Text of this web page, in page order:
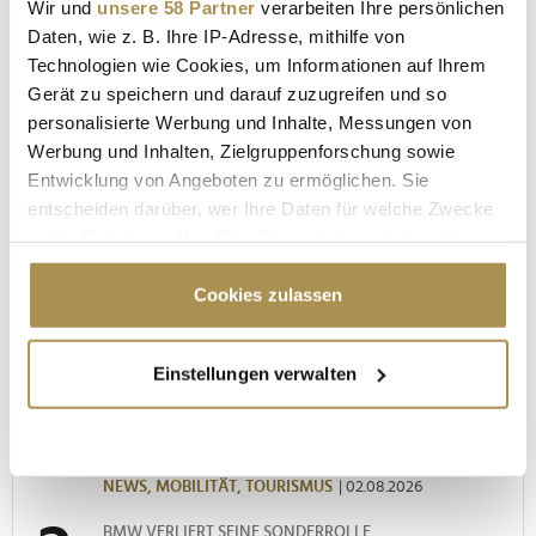
Wir und unsere 58 Partner verarbeiten Ihre persönlichen
Daten, wie z. B. Ihre IP-Adresse, mithilfe von
Technologien wie Cookies, um Informationen auf Ihrem
Gerät zu speichern und darauf zuzugreifen und so
personalisierte Werbung und Inhalte, Messungen von
Werbung und Inhalten, Zielgruppenforschung sowie
Entwicklung von Angeboten zu ermöglichen. Sie
entscheiden darüber, wer Ihre Daten für welche Zwecke
Cookie-Erklärung oder durch Klicken auf das Privacy
Trigger Symbol ändern oder widerrufen
Informationen über Ihre geografische Lage
erfassen, welche bis auf einige Meter genau sein
bestimmten Merkmalen (Fingerprinting) identifizieren
Cookies zulassen
Einstellungen verwalten
"Die Leute wollen einen Skandal im
Sommerloch"
LUFTFAHRT-INSIDER
NEWS, MOBILITÄT, TOURISMUS | 02.08.2026
BMW VERLIERT SEINE SONDERROLLE